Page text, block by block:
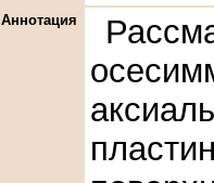
Аннотация